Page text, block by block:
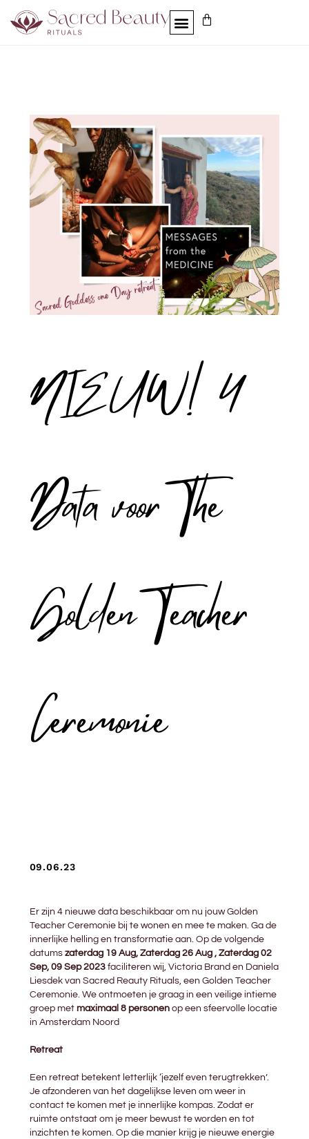
NIEUW! 4
Data voor The
Golden Teacher
Ceremonie
09.06.23
Er zijn 4 nieuwe data beschikbaar om nu jouw Golden
Teacher Ceremonie bij te wonen en mee te maken. Ga de
innerlijke helling en transformatie aan. Op de volgende
datums zaterdag 19 Aug, Zaterdag 26 Aug , Zaterdag 02
Sep, 09 Sep 2023faciliteren wij, Victoria Brand en Daniela
Liesdek van Sacred Reauty Rituals, een Golden Teacher
Ceremonie. We ontmoeten je graag in een veilige intieme
groep met maximaal 8 personenop een sfeervolle locatie
in Amsterdam Noord
Retreat
Een retreat betekent letterlijk ‘jezelf even terugtrekken’.
Je afzonderen van het dagelijkse leven om weer in
contact te komen met je innerlijke kompas. Zodat er
ruimte ontstaat om je meer bewust te worden en tot
inzichten te komen. Op die manier krijg je nieuwe energie